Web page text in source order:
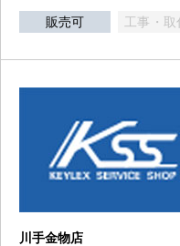
販売可 工事・取
川手金物店